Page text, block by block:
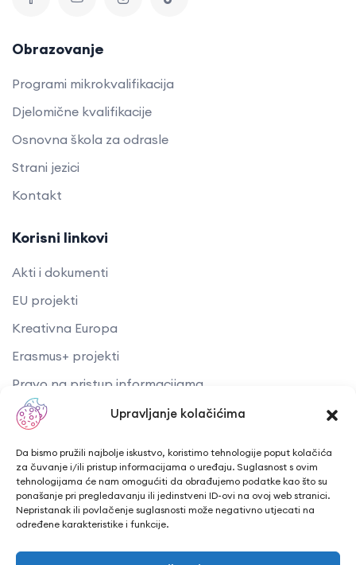
Upravljanje kolačićima
Da bismo pružili najbolje iskustvo, koristimo tehnologije poput kolačića
za čuvanje i/ili pristup informacijama o uređaju. Suglasnost s ovim
tehnologijama će nam omogućiti da obrađujemo podatke kao što su
ponašanje pri pregledavanju ili jedinstveni ID-ovi na ovoj web stranici.
Nepristanak ili povlačenje suglasnosti može negativno utjecati na
određene karakteristike i funkcije.
Obrazovanje
Programi mikrokvalifikacija
Djelomične kvalifikacije
Osnovna škola za odrasle
Strani jezici
Kontakt
Korisni linkovi
Akti i dokumenti
EU projekti
Kreativna Europa
Erasmus+ projekti
​​​​​​​Pravo na pristup informacijama
Arhiva objava
Kontaktirajte nas
Telefon: + 385 43 241 298
Email: info@cuk.hr